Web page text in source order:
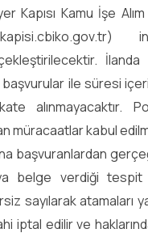
Kapısı Kamu İşe
İlanda
ile süresi
alınmayacaktır.
müracaatlar kabul
başvuranlardan
belge verdiği tespit
sayılarak atamaları
iptal edilir ve